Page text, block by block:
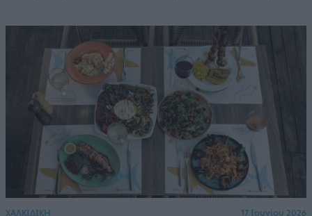
ΧΑΛΚΙΔΙΚΗ 17 Ιουνίου 2026